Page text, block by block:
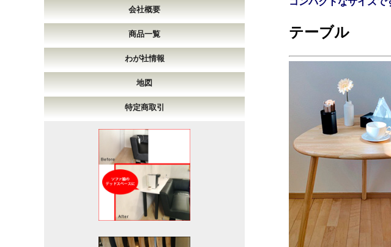
会社概要
商品一覧
わが社情報
地図
特定商取引
テーブル